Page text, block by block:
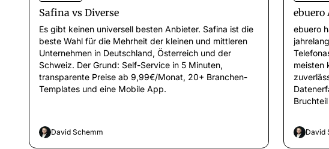
Safina vs Diverse
Es gibt keinen universell besten Anbieter. Safina ist die
beste Wahl für die Mehrheit der kleinen und mittleren
Unternehmen in Deutschland, Österreich und der
Schweiz. Der Grund: Self-Service in 5 Minuten,
transparente Preise ab 9,99€/Monat, 20+ Branchen-
Templates und eine Mobile App.
David Schemm
ebuero
ebuero
meisten
David